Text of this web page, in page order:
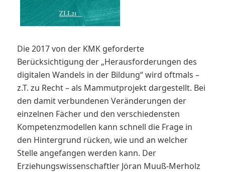
Die 2017 von der KMK geforderte
Berücksichtigung der „Herausforderungen des
digitalen Wandels in der Bildung“ wird oftmals –
z.T. zu Recht – als Mammutprojekt dargestellt. Bei
den damit verbundenen Veränderungen der
einzelnen Fächer und den verschiedensten
Kompetenzmodellen kann schnell die Frage in
den Hintergrund rücken, wie und an welcher
Stelle angefangen werden kann. Der
Erziehungswissenschaftler Jöran Muuß-Merholz